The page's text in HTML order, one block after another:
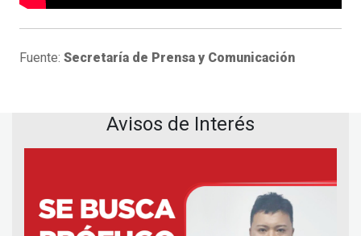
Fuente: Secretaría de Prensa y Comunicación
Avisos de Interés